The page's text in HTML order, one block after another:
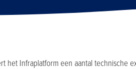
het Infraplatform een aantal technische